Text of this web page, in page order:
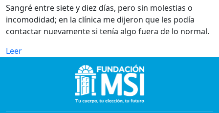
Sangré entre siete y diez días, pero sin molestias o
incomodidad; en la clínica me dijeron que les podía
contactar nuevamente si tenía algo fuera de lo normal.
Leer